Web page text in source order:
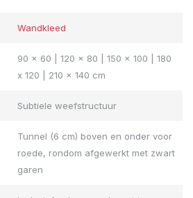
Wandkleed
90 x 60 | 120 x 80 | 150 x 100 | 180
x 120 | 210 x 140 cm
Subtiele weefstructuur
Tunnel (6 cm) boven en onder voor
roede, rondom afgewerkt met zwart
garen